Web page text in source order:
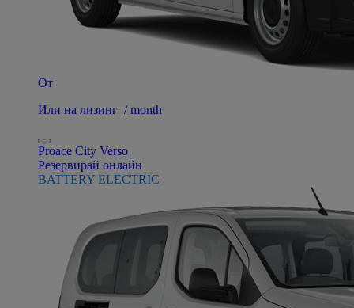
От
Или на лизинг / month
Proace City Verso
Резервирай онлайн
BATTERY ELECTRIC